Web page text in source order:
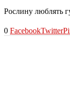
Рослину люблять
0 FacebookTwitter